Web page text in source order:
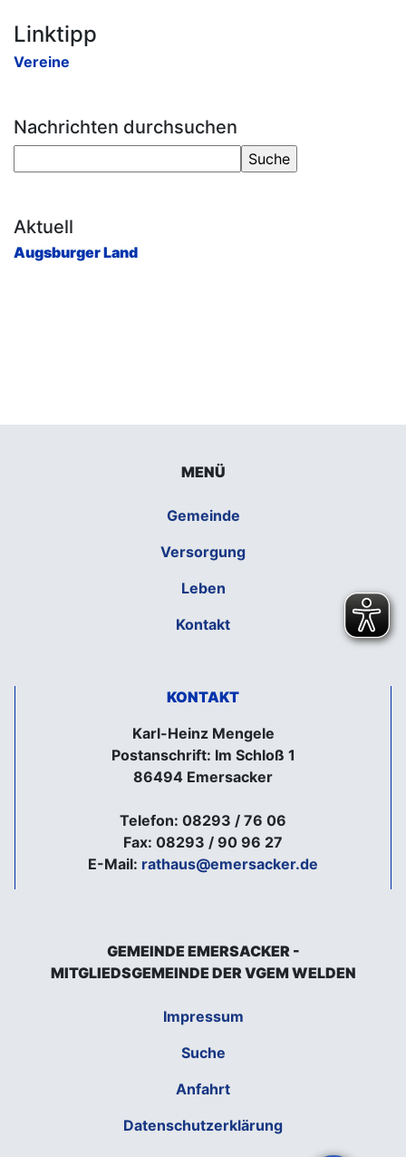
Linktipp
Vereine
Nachrichten durchsuchen
Aktuell
Augsburger Land
MENÜ
Gemeinde
Versorgung
Leben
Kontakt
KONTAKT
Karl-Heinz Mengele
Postanschrift: Im Schloß 1
86494 Emersacker
Telefon: 08293 / 76 06
Fax: 08293 / 90 96 27
E-Mail: rathaus@emersacker.de
GEMEINDE EMERSACKER -
MITGLIEDSGEMEINDE DER VGEM WELDEN
Impressum
Suche
Anfahrt
Datenschutzerklärung